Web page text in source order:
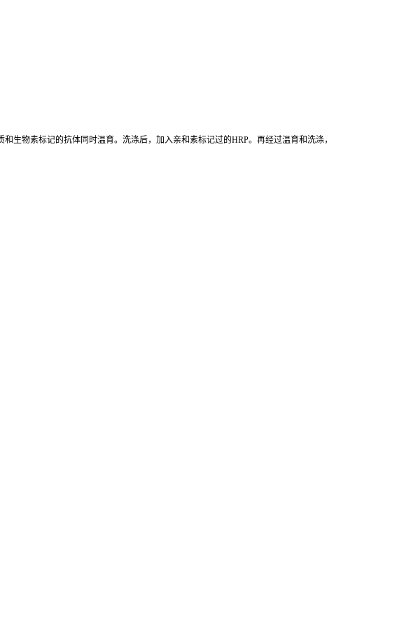
生物素标记的抗体同时温育。洗涤后，加入亲和素标记过的HRP。再经过温育和洗涤，